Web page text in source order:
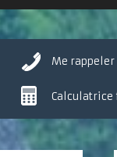
Me rappeler